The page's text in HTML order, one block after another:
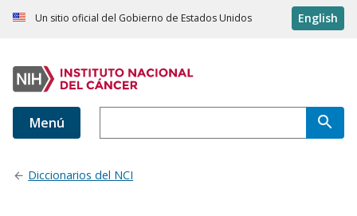
Un sitio oficial del Gobierno de Estados Unidos English
Menú
Diccionarios del NCI